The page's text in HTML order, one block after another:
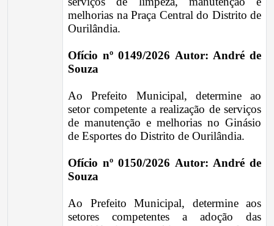
melhorias na Praça Central do Distrito de
Ourilândia.
Ofício nº 0149/2026 Autor: André de
Souza
Ao Prefeito Municipal, determine ao
setor competente a realização de serviços
de manutenção e melhorias no Ginásio
de Esportes do Distrito de Ourilândia.
Ofício nº 0150/2026 Autor: André de
Souza
Ao Prefeito Municipal, determine aos
setores competentes a adoção das